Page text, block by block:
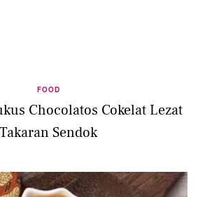
FOOD
Chocolatos Cokelat Lezat
Takaran Sendok